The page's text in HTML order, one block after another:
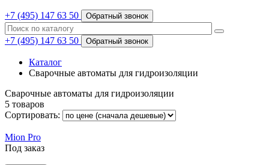
+7 (495) 147 63 50 Обратный звонок
+7 (495) 147 63 50 Обратный звонок
Каталог
Сварочные автоматы для гидроизоляции
Сварочные автоматы для гидроизоляции
5 товаров
Сортировать:
Mion Pro
Под заказ